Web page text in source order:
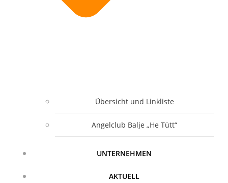
Übersicht und Linkliste
Angelclub Balje „He Tütt“
UNTERNEHMEN
AKTUELL